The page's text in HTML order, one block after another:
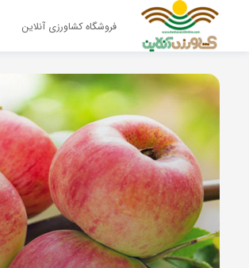
فروشگاه کشاورزی آنلاین